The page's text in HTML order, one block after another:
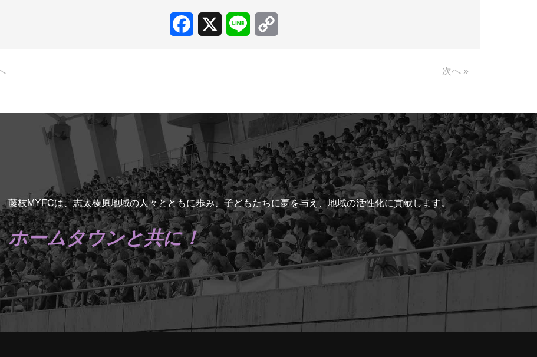
Facebook Line
次へ »
藤枝MYFCは、志太榛原地域の人々とともに歩み、子どもたちに夢を与え、地域の活性化に貢献します。
ホームタウンと共に！